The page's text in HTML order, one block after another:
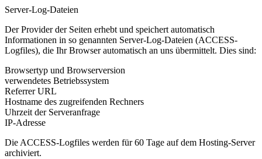
Server-Log-Dateien
Der Provider der Seiten erhebt und speichert automatisch
Informationen in so genannten Server-Log-Dateien (ACCESS-
Logfiles), die Ihr Browser automatisch an uns übermittelt. Dies sind:
Browsertyp und Browserversion
verwendetes Betriebssystem
Referrer URL
Hostname des zugreifenden Rechners
Uhrzeit der Serveranfrage
IP-Adresse
Die ACCESS-Logfiles werden für 60 Tage auf dem Hosting-Server
archiviert.